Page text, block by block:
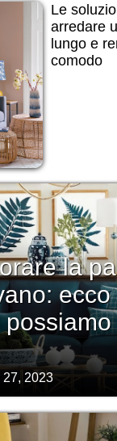
Le
arredare
lungo e
comodo
la
ecco
27, 2023